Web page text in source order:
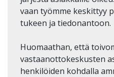
vaan työmme keskittyy
tukeen ja tiedonantoon.
Huomaathan, että
vastaanottokeskusten
henkilöiden kohdalla